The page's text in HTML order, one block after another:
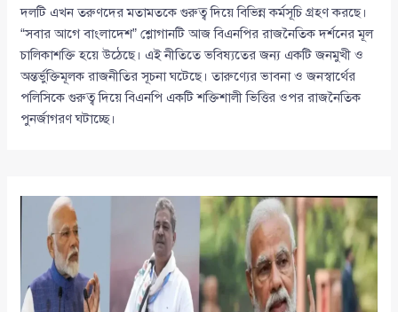
দলটি এখন তরুণদের মতামতকে গুরুত্ব দিয়ে বিভিন্ন কর্মসূচি গ্রহণ করছে।
“সবার আগে বাংলাদেশ” শ্লোগানটি আজ বিএনপির রাজনৈতিক দর্শনের মূল
চালিকাশক্তি হয়ে উঠেছে। এই নীতিতে ভবিষ্যতের জন্য একটি জনমুখী ও
অন্তর্ভুক্তিমূলক রাজনীতির সূচনা ঘটেছে। তারুণ্যের ভাবনা ও জনস্বার্থের
পলিসিকে গুরুত্ব দিয়ে বিএনপি একটি শক্তিশালী ভিত্তির ওপর রাজনৈতিক
পুনর্জাগরণ ঘটাচ্ছে।